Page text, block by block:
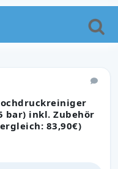
bar) inkl. Zubehör
83,90€)